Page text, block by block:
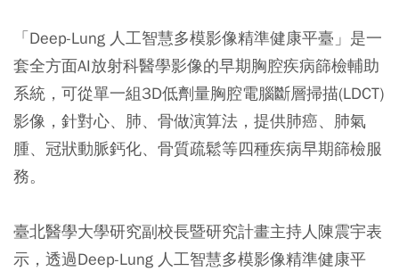
「Deep-Lung 人工智慧多模影像精準健康平臺」是一
套全方面AI放射科醫學影像的早期胸腔疾病篩檢輔助
系統，可從單一組3D低劑量胸腔電腦斷層掃描(LDCT)
影像，針對心、肺、骨做演算法，提供肺癌、肺氣
腫、冠狀動脈鈣化、骨質疏鬆等四種疾病早期篩檢服
務。
臺北醫學大學研究副校長暨研究計畫主持人陳震宇表
示，透過Deep-Lung 人工智慧多模影像精準健康平